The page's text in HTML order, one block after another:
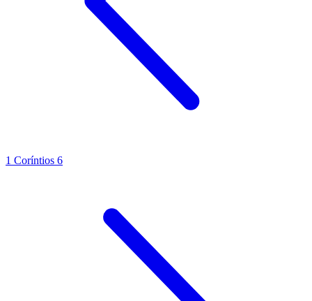
1 Coríntios 6